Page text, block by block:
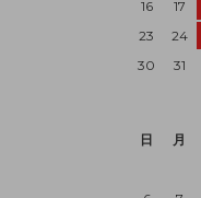
16
17
23
24
30
31
日
月